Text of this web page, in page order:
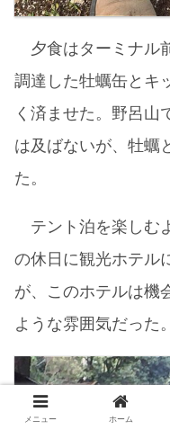
夕食はターミナル
調達した牡蠣缶とキ
く済ませた。野呂山
は及ばないが、牡蠣
た。
テント泊を楽しむ
の休日に観光ホテル
が、このホテルは機
ような雰囲気だった。
メニュー ホーム